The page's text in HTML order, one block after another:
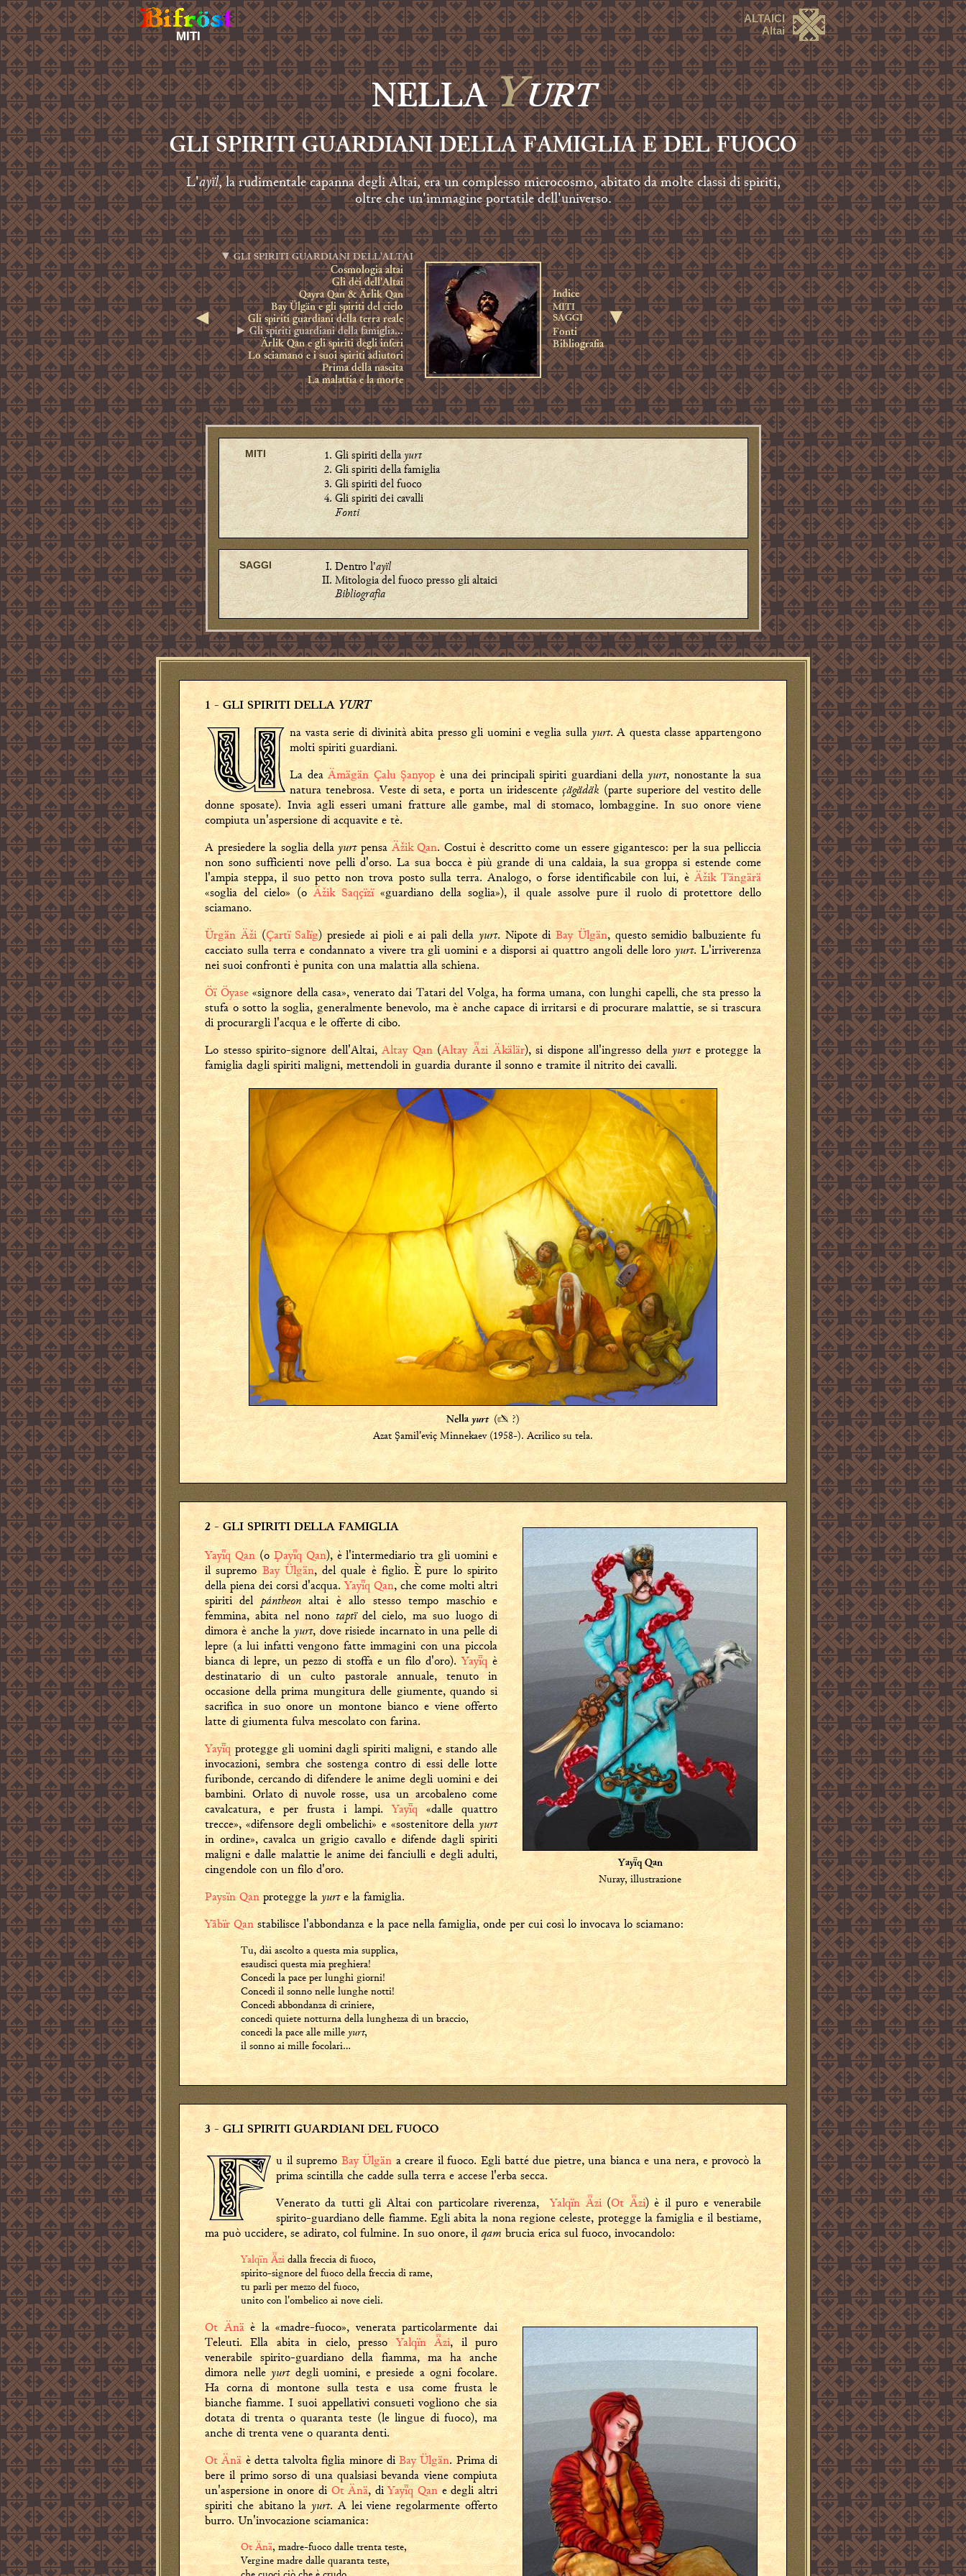
MITI
ALTAICI
Altai
NELLAYURT
GLI SPIRITI GUARDIANI DELLA FAMIGLIA E DEL FUOCO
L'ayïl, la rudimentale capanna degli Altai, era un complesso microcosmo, abitato da molte classi di spiriti,
oltre che un'immagine portatile dell'universo.
◄
▼ GLI SPIRITI GUARDIANI DELL'ALTAI
Cosmologia altai
Gli dèi dell'Altai
Qayra Qan & Ärlik Qan
Bay Ülgän e gli spiriti del cielo
Gli spiriti guardiani della terra reale
►Gli spiriti guardiani della famiglia...
Ärlik Qan e gli spiriti degli inferi
Lo sciamano e i suoi spiriti adiutori
Prima della nascita
La malattia e la morte
Indice
▼
MITI
SAGGI
Fonti
Bibliografia
MITI Gli spiriti dellayurt
Gli spiriti della famiglia
Gli spiriti del fuoco
Gli spiriti dei cavalli
Fonti
SAGGI Dentro l'ayïl
Mitologia del fuoco presso gli altaici
Bibliografia
1 - GLI SPIRITI DELLA YURT
na vasta serie di divinità abita presso gli uomini e veglia sulla yurt. A questa classe appartengono
molti spiriti guardiani.
La deaÄmägän Çalu Şanyopè una dei principali spiriti guardiani dellayurt, nonostante la sua
natura tenebrosa. Veste di seta, e porta un iridescenteçägädäk(parte superiore del vestito delle
donne sposate). Invia agli esseri umani fratture alle gambe, mal di stomaco, lombaggine. In suo onore viene
compiuta un'aspersione di acquavite e tè.
A presiedere la soglia dellayurtpensa Äžik Qan. Costui è descritto come un essere gigantesco: per la sua pelliccia
non sono sufficienti nove pelli d'orso. La sua bocca è più grande di una caldaia, la sua groppa si estende come
l'ampia steppa, il suo petto non trova posto sulla terra. Analogo, o forse identificabile con lui, è Äžik Tängärä
«soglia del cielo» (oÄžik Saqçïzï«guardiano della soglia»), il quale assolve pure il ruolo di protettore dello
sciamano.
Ürgän Äži(Çartï Salïg) presiede ai pioli e ai pali della yurt. Nipote diBay Ülgän, questo semidio balbuziente fu
cacciato sulla terra e condannato a vivere tra gli uomini e a disporsi ai quattro angoli delle loroyurt. L'irriverenza
nei suoi confronti è punita con una malattia alla schiena.
Öï Öyase«signore della casa», venerato dai Tatari del Volga, ha forma umana, con lunghi capelli, che sta presso la
stufa o sotto la soglia, generalmente benevolo, ma è anche capace di irritarsi e di procurare malattie, se si trascura
di procurargli l'acqua e le offerte di cibo.
Lo stesso spirito-signore dell'Altai,Altay Qan(Altay Ǟzi Äkälär), si dispone all'ingresso dellayurte protegge la
famiglia dagli spiriti maligni, mettendoli in guardia durante il sonno e tramite il nitrito dei cavalli.
Nella yurt (✍?)
Azat Şamil'eviç Minnekaev (1958-). Acrilico su tela.
Yayq Qan
Nuray, illustrazione
2 - GLI SPIRITI DELLA FAMIGLIA
Yayq Qan(o Ḑayq Qan), è l'intermediario tra gli uomini e
il supremo Bay Ülgän, del quale è figlio. È pure lo spirito
della piena dei corsi d'acqua.Yayq Qan, che come molti altri
spiriti del pántheonaltai è allo stesso tempo maschio e
femmina, abita nel nono taptïdel cielo, ma suo luogo di
dimora è anche layurt, dove risiede incarnato in una pelle di
lepre (a lui infatti vengono fatte immagini con una piccola
bianca di lepre, un pezzo di stoffa e un filo d'oro).Yayq è
destinatario di un culto pastorale annuale, tenuto in
occasione della prima mungitura delle giumente, quando si
sacrifica in suo onore un montone bianco e viene offerto
latte di giumenta fulva mescolato con farina.
Yayq protegge gli uomini dagli spiriti maligni, e stando alle
invocazioni, sembra che sostenga contro di essi delle lotte
furibonde, cercando di difendere le anime degli uomini e dei
bambini. Orlato di nuvole rosse, usa un arcobaleno come
cavalcatura, e per frusta i lampi.Yayq «dalle quattro
trecce», «difensore degli ombelichi» e «sostenitore dellayurt
in ordine», cavalca un grigio cavallo e difende dagli spiriti
maligni e dalle malattie le anime dei fanciulli e degli adulti,
cingendole con un filo d'oro.
Paysïn Qanprotegge la yurte la famiglia.
Yābïr Qan stabilisce l'abbondanza e la pace nella famiglia, onde per cui così lo invocava lo sciamano:
Tu, dài ascolto a questa mia supplica,
esaudisci questa mia preghiera!
Concedi la pace per lunghi giorni!
Concedi il sonno nelle lunghe notti!
Concedi abbondanza di criniere,
concedi quiete notturna della lunghezza di un braccio,
concedi la pace alle milleyurt,
il sonno ai mille focolari…
3 - GLI SPIRITI GUARDIANI DEL FUOCO
u il supremo Bay Ülgän a creare il fuoco. Egli batté due pietre, una bianca e una nera, e provocò la
prima scintilla che cadde sulla terra e accese l'erba secca.
Venerato da tutti gli Altai con particolare riverenza,Yalqïn Ǟzi (Ot Ǟzi) è il puro e venerabile
spirito-guardiano delle fiamme. Egli abita la nona regione celeste, protegge la famiglia e il bestiame,
ma può uccidere, se adirato, col fulmine. In suo onore, il qam brucia erica sul fuoco, invocandolo:
Yalqïn Ǟzi dalla freccia di fuoco,
spirito-signore del fuoco della freccia di rame,
tu parli per mezzo del fuoco,
unito con l'ombelico ai nove cieli.
Ot Änäè la «madre-fuoco», venerata particolarmente dai
Teleuti. Ella abita in cielo, pressoYalqïn Ǟzi, il puro
venerabile spirito-guardiano della fiamma, ma ha anche
dimora nelleyurtdegli uomini, e presiede a ogni focolare.
Ha corna di montone sulla testa e usa come frusta le
bianche fiamme. I suoi appellativi consueti vogliono che sia
dotata di trenta o quaranta teste (le lingue di fuoco), ma
anche di trenta vene o quaranta denti.
Ot Änä è detta talvolta figlia minore diBay Ülgän. Prima di
bere il primo sorso di una qualsiasi bevanda viene compiuta
un'aspersione in onore diOt Änä, diYayq Qane degli altri
spiriti che abitano layurt. A lei viene regolarmente offerto
burro. Un'invocazione sciamanica:
Ot Änä, madre-fuoco dalle trenta teste,
Vergine madre dalle quaranta teste,